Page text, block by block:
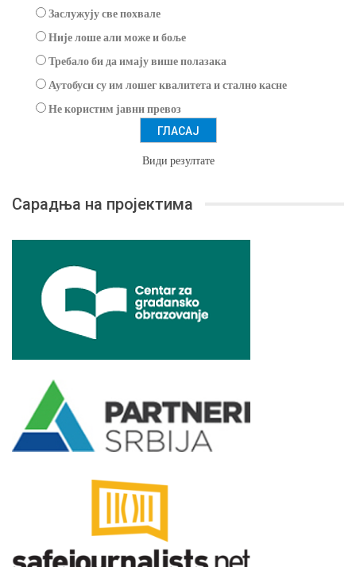
Заслужују све похвале
Није лоше али може и боље
Требало би да имају више полазака
Аутобуси су им лошег квалитета и стално касне
Не користим јавни превоз
Види резултате
Сарадња на пројектима